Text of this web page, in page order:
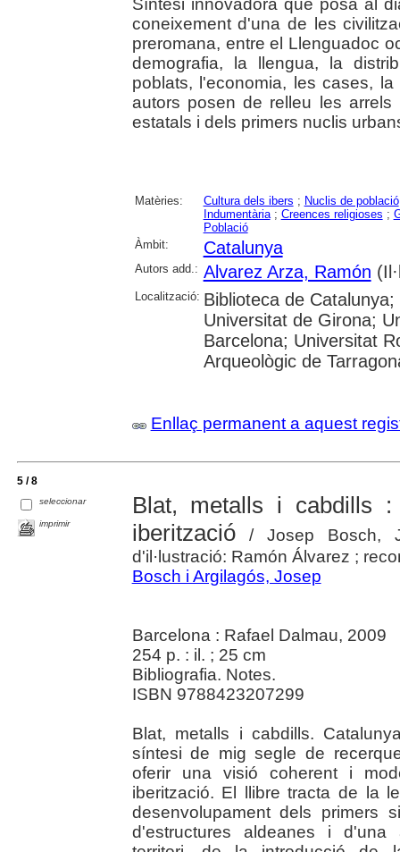
Síntesi innovadora que posa al
coneixement d'una de les
preromana, entre el Llenguadoc
demografia, la llengua, la
poblats, l'economia, les cases,
autors posen de relleu les
estatals i dels primers nuclis
Matèries: Cultura dels ibers ; Nuclis de població
Indumentària; Creences religioses ;
Població
Àmbit:
Catalunya
Autors add.: Alvarez Arza, Ramón
Localització: Biblioteca de
Universitat de Girona;
Barcelona; Universitat
Arqueològic de
Enllaç permanent a aquest
5 / 8
seleccionar
imprimir
Blat, metalls i cabdills
iberització/ Josep Bosch,
d'il·lustració: Ramón Álvarez ;
Bosch i Argilagós, Josep
Barcelona : Rafael Dalmau, 2009
254 p. : il. ; 25 cm
Bibliografia. Notes.
ISBN 9788423207299
Blat, metalls i cabdills.
síntesi de mig segle de
oferir una visió coherent i
iberització. El llibre tracta de la
desenvolupament dels primers
d'estructures aldeanes i d'una